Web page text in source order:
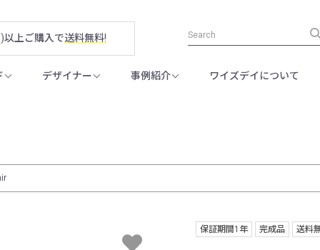
以上ご購入で送料無料!
デザイナー 事例紹介 ワイズデイについて
保証期間1年 完成品 送料